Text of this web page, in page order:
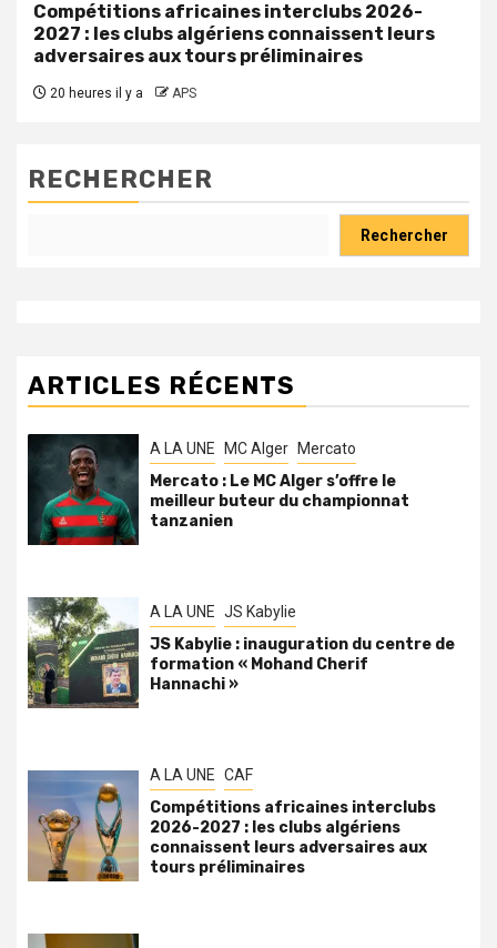
Compétitions africaines interclubs 2026-
2027 : les clubs algériens connaissent leurs
adversaires aux tours préliminaires
20 heures il y a APS
RECHERCHER
Rechercher
ARTICLES RÉCENTS
A LA UNE MC Alger Mercato
Mercato : Le MC Alger s’offre le
meilleur buteur du championnat
tanzanien
A LA UNE JS Kabylie
JS Kabylie : inauguration du centre de
formation « Mohand Cherif
Hannachi »
A LA UNE CAF
Compétitions africaines interclubs
2026-2027 : les clubs algériens
connaissent leurs adversaires aux
tours préliminaires